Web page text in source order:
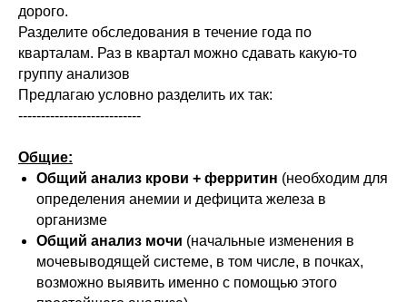
дорого.
Разделите обследования в течение года по
кварталам. Раз в квартал можно сдавать какую-то
группу анализов
Предлагаю условно разделить их так:
---------------------------
Общие:
Общий анализ крови + ферритин (необходим для
определения анемии и дефицита железа в
организме
Общий анализ мочи (начальные изменения в
мочевыводящей системе, в том числе, в почках,
возможно выявить именно с помощью этого